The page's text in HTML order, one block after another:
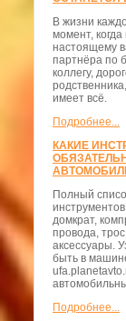
В жизни
момент,
настоящему
партнёра по
коллегу,
имеет всё.
Подробнее...
КАКИЕ
Полный
домкрат,
провода,
аксессуары.
быть в
Подробнее...